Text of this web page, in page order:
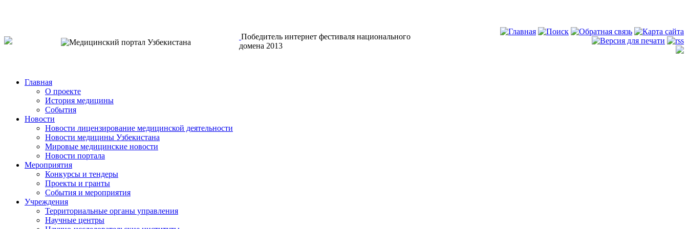
Победитель интернет фестиваля национального
домена 2013
Главная
О проекте
История медицины
События
Новости
Новости лицензирование медицинской деятельности
Новости медицины Узбекистана
Мировые медицинские новости
Новости портала
Мероприятия
Конкурсы и тендеры
Проекты и гранты
События и мероприятия
Учреждения
Территориальные органы управления
Научные центры